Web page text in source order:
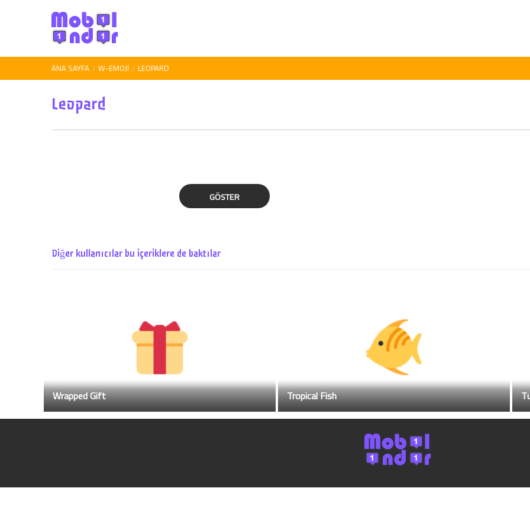
ANA SAYFA W-EMOJI LEOPARD
Leopard
GÖSTER
Diğer kullanıcılar bu içeriklere de baktılar
Wrapped Gift Tropical Fish